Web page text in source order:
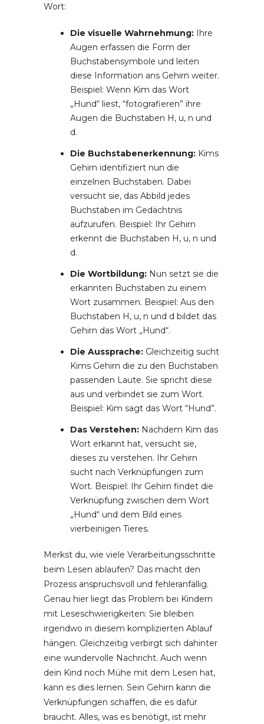
Wort:
Die visuelle Wahrnehmung: Ihre
Augen erfassen die Form der
Buchstabensymbole und leiten
diese Information ans Gehirn weiter.
Beispiel: Wenn Kim das Wort
„Hund“ liest, “fotografieren” ihre
Augen die Buchstaben H, u, n und
d.
Die Buchstabenerkennung: Kims
Gehirn identifiziert nun die
einzelnen Buchstaben. Dabei
versucht sie, das Abbild jedes
Buchstaben im Gedächtnis
aufzurufen. Beispiel: Ihr Gehirn
erkennt die Buchstaben H, u, n und
d.
Die Wortbildung: Nun setzt sie die
erkannten Buchstaben zu einem
Wort zusammen. Beispiel: Aus den
Buchstaben H, u, n und d bildet das
Gehirn das Wort „Hund“.
Die Aussprache: Gleichzeitig sucht
Kims Gehirn die zu den Buchstaben
passenden Laute. Sie spricht diese
aus und verbindet sie zum Wort.
Beispiel: Kim sagt das Wort “Hund”.
Das Verstehen: Nachdem Kim das
Wort erkannt hat, versucht sie,
dieses zu verstehen. Ihr Gehirn
sucht nach Verknüpfungen zum
Wort. Beispiel: Ihr Gehirn findet die
Verknüpfung zwischen dem Wort
„Hund“ und dem Bild eines
vierbeinigen Tieres.
Merkst du, wie viele Verarbeitungsschritte
beim Lesen ablaufen? Das macht den
Prozess anspruchsvoll und fehleranfällig.
Genau hier liegt das Problem bei Kindern
mit Leseschwierigkeiten: Sie bleiben
irgendwo in diesem komplizierten Ablauf
hängen. Gleichzeitig verbirgt sich dahinter
eine wundervolle Nachricht. Auch wenn
dein Kind noch Mühe mit dem Lesen hat,
kann es dies lernen. Sein Gehirn kann die
Verknüpfungen schaffen, die es dafür
braucht. Alles, was es benötigt, ist mehr